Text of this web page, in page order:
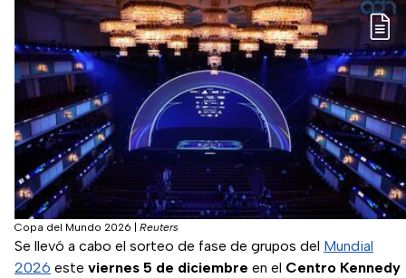
Copa del Mundo 2026 Reuters
Se llevó a cabo el sorteo de fase de grupos del Mundial
2026 este viernes 5 de diciembre en el Centro Kennedy